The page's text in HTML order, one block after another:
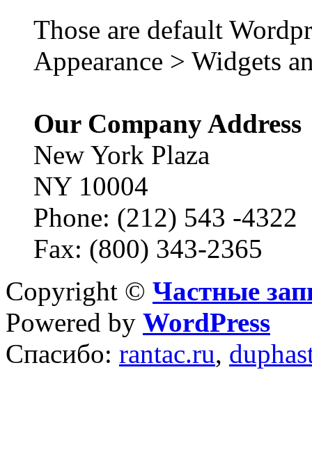
Those are default
Appearance > Widgets
Our Company Address
New York Plaza
NY 10004
Phone: (212) 543 -4322
Fax: (800) 343-2365
Copyright © Частные
Powered by WordPress
Спасибо: rantac.ru,